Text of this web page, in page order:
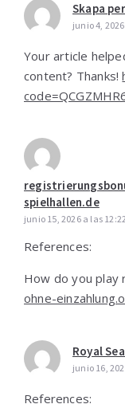
Skapa
junio 4,
Your article
content? Thanks!
spielhallen.de
junio 15, 2026 a las
References:
How do you play
ohne-
Royal
junio 16,
References: